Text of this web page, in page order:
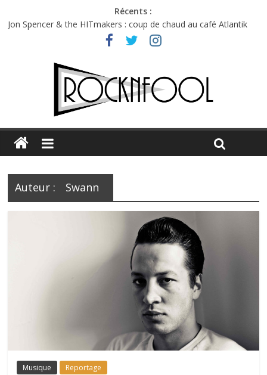
Récents :
Jon Spencer & the HITmakers : coup de chaud au café Atlantik
Hellfest 2026 vendredi : température et émotions en hausse
Hellfest 2026 jeudi : impossible de choisir entre chaleur et bonne
Première édition du Midgard Festival : entre bière, métal et
Charlie Puth à l’Olympia : la leçon de pop du Professeur Puth
Auteur : Swann
Musique Reportage